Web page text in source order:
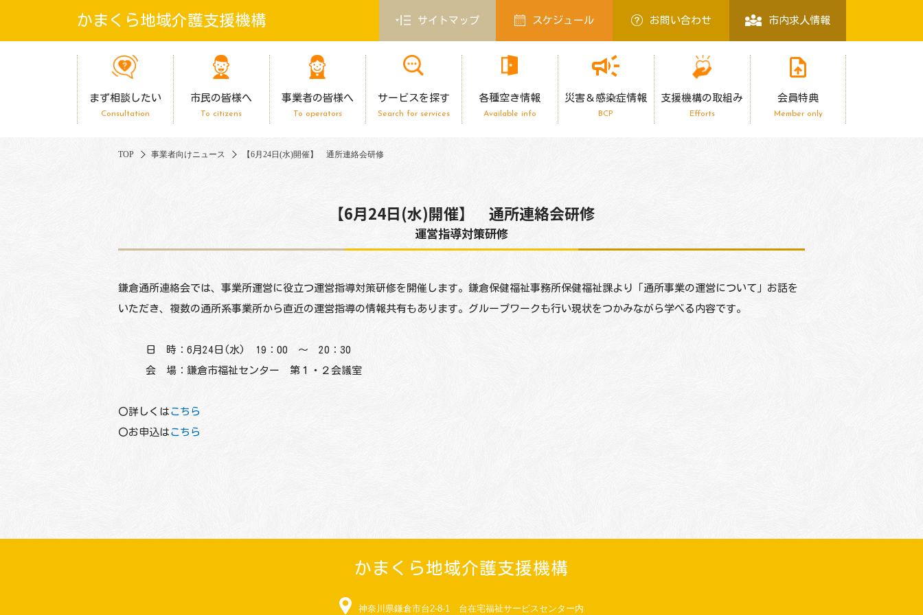
かまくら地域介護支援機構 サイトマップ スケジュール お問い合わせ 市内求人情報
まず相談したい
Consultation
市民の皆様へ
To citizens
事業者の皆様へ
To operators
サービスを探す
Search for services
各種空き情報
Available info
災害＆感染症情報
BCP
支援機構の取組み
Efforts
会員特典
Member only
TOP 事業者向けニュース 【6月24日(水)開催】 通所連絡会研修
【6月24日(水)開催】 通所連絡会研修
運営指導対策研修
鎌倉通所連絡会では、事業所運営に役立つ運営指導対策研修を開催します。鎌倉保健福祉事務所保健福祉課より「通所事業の運営について」お話を
いただき、複数の通所系事業所から直近の運営指導の情報共有もあります。グループワークも行い現状をつかみながら学べる内容です。
日 時：6月24日(水) 19：00 ～ 20：30
会 場：鎌倉市福祉センター 第１・２会議室
〇詳しくは こちら
〇お申込は こちら
かまくら地域介護支援機構
神奈川県鎌倉市台2-8-1 台在宅福祉サービスセンター内